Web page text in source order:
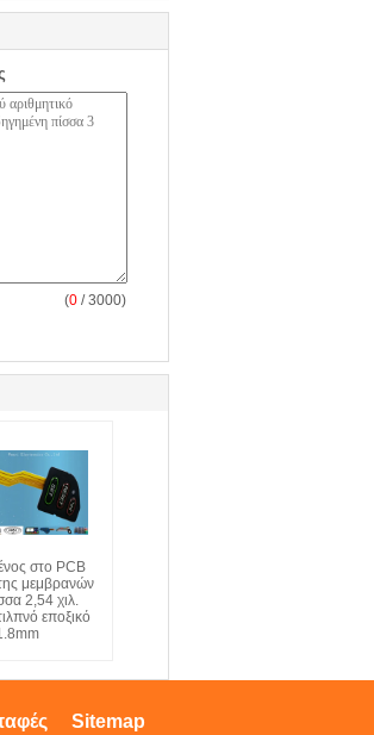
(0 / 3000)
στο PCB
μεμβρανών
2,54 χιλ.
εποξικό
Sitemap